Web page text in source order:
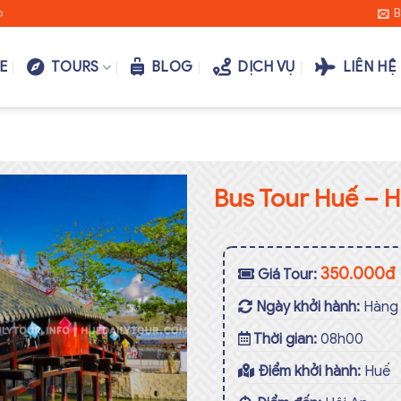
TOURS BLOG DỊCH VỤ LIÊN HỆ
Add to
wishlist
Bus Tour Huế –
Giá Tour: 350.000đ
Ngày khởi hành:
Thời gian: 08h00
Điểm khởi hành: Huế